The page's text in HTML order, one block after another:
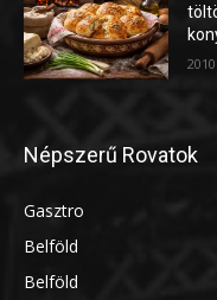
Népszerű Rovatok
Gasztro
Belföld
Belföld